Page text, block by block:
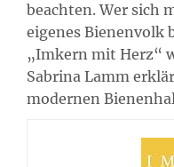
beachten. Wer sich
eigenes Bienenvolk
„Imkern mit Herz“
Sabrina Lamm
modernen